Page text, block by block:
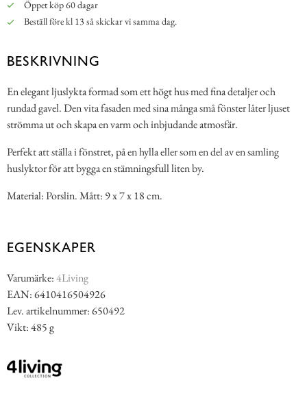
Öppet köp 60 dagar
Beställ före kl 13 så skickar vi samma dag.
BESKRIVNING
En elegant ljuslykta formad som ett högt hus med fina detaljer och
rundad gavel. Den vita fasaden med sina många små fönster låter ljuset
strömma ut och skapa en varm och inbjudande atmosfär.
Perfekt att ställa i fönstret, på en hylla eller som en del av en samling
huslyktor för att bygga en stämningsfull liten by.
Material: Porslin. Mått: 9 x 7 x 18 cm.
EGENSKAPER
Varumärke:4Living
EAN: 6410416504926
Lev. artikelnummer: 650492
Vikt: 485 g